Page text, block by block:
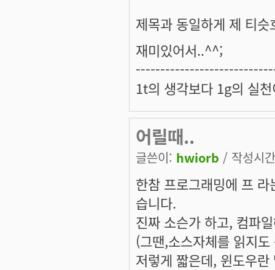
제목과 동일하게 제 티
재미있어서..^^;
1t의 생각보다 1g의 실
어릴때..
글쓴이: hwiorb / 작성시
한참 프로그래밍에 프
습니다.
진짜 소슨가 하고, 컴파
(그땐,소스자체를 읽지
저렇게 짧은데, 윈도우